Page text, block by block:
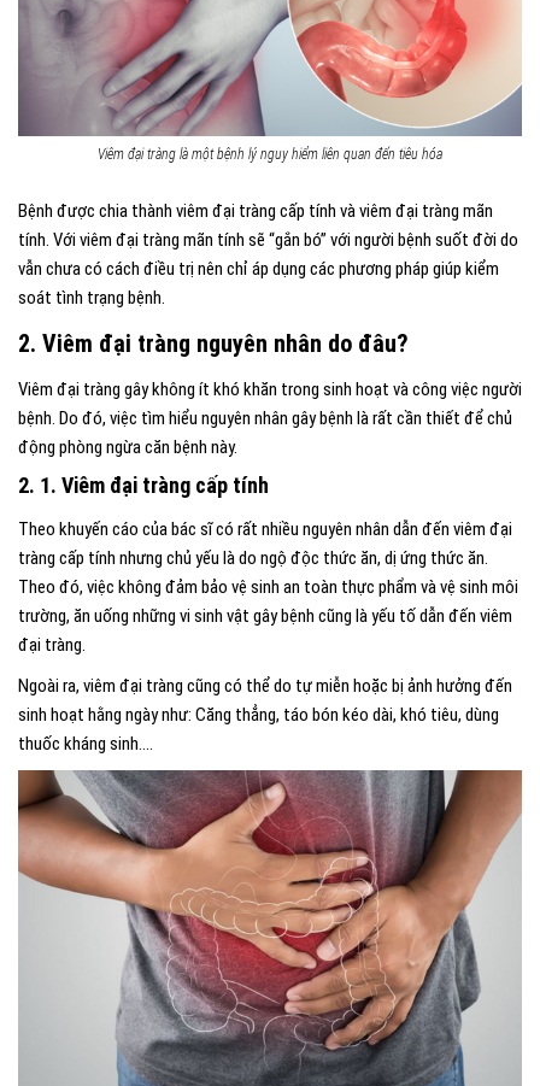
Viêm đại tràng là một bệnh lý nguy hiểm liên quan đến tiêu hóa
Bệnh được chia thành viêm đại tràng cấp tính và viêm đại tràng mãn
tính. Với viêm đại tràng mãn tính sẽ “gắn bó” với người bệnh suốt đời do
vẫn chưa có cách điều trị nên chỉ áp dụng các phương pháp giúp kiểm
soát tình trạng bệnh.
2. Viêm đại tràng nguyên nhân do đâu?
Viêm đại tràng gây không ít khó khăn trong sinh hoạt và công việc người
bệnh. Do đó, việc tìm hiểu nguyên nhân gây bệnh là rất cần thiết để chủ
động phòng ngừa căn bệnh này.
2. 1. Viêm đại tràng cấp tính
Theo khuyến cáo của bác sĩ có rất nhiều nguyên nhân dẫn đến viêm đại
tràng cấp tính nhưng chủ yếu là do ngộ độc thức ăn, dị ứng thức ăn.
Theo đó, việc không đảm bảo vệ sinh an toàn thực phẩm và vệ sinh môi
trường, ăn uống những vi sinh vật gây bệnh cũng là yếu tố dẫn đến viêm
đại tràng.
Ngoài ra, viêm đại tràng cũng có thể do tự miễn hoặc bị ảnh hưởng đến
sinh hoạt hằng ngày như: Căng thẳng, táo bón kéo dài, khó tiêu, dùng
thuốc kháng sinh….